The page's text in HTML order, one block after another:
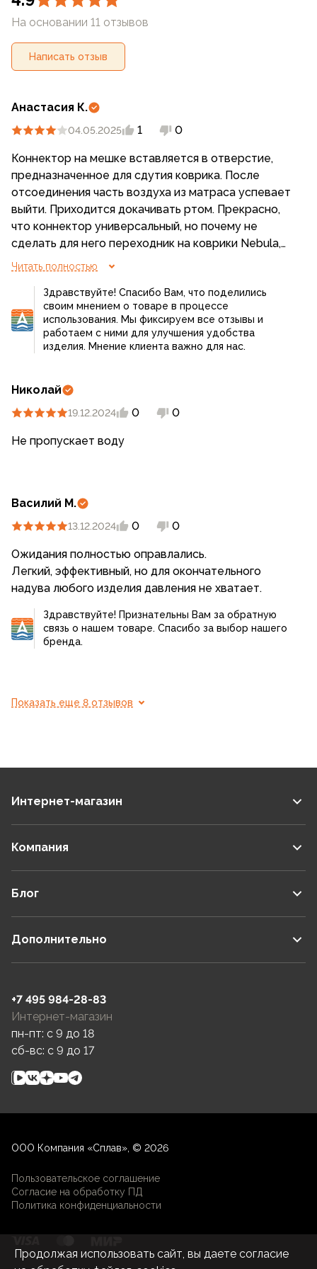
На основании 11 отзывов
Написать отзыв
Анастасия К.
04.05.2025 1 0
Коннектор на мешке вставляется в отверстие,
предназначенное для сдутия коврика. После
отсоединения часть воздуха из матраса успевает
выйти. Приходится докачивать ртом. Прекрасно,
что коннектор универсальный, но почему не
сделать для него переходник на коврики Nebula,
Highlight и другие аналогичные? После
Читать полностью
Здравствуйте! Спасибо Вам, что поделились
своим мнением о товаре в процессе
использования. Мы фиксируем все отзывы и
работаем с ними для улучшения удобства
изделия. Мнение клиента важно для нас.
Николай
19.12.2024 0 0
Не пропускает воду
Василий М.
13.12.2024 0 0
Ожидания полностью оправлались.
Легкий, эффективный, но для окончательного
надува любого изделия давления не хватает.
Здравствуйте! Признательны Вам за обратную
связь о нашем товаре. Спасибо за выбор нашего
бренда.
Показать еще 8 отзывов
Интернет-магазин
Компания
Блог
Дополнительно
+7 495 984-28-83
Интернет-магазин
пн-пт: c 9 до 18
сб-вс: c 9 до 17
ООО Компания «Сплав», © 2026
Пользовательское соглашение
Согласие на обработку ПД
Политика конфиденциальности
Продолжая использовать сайт, вы даете согласие